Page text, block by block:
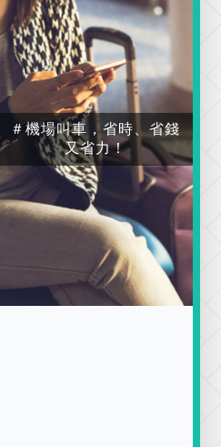
＃機場叫車，省時、省錢
又省力！